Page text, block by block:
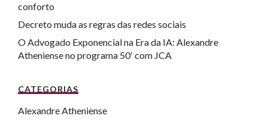
conforto
Decreto muda as regras das redes sociais
O Advogado Exponencial na Era da IA: Alexandre
Atheniense no programa 50′ com JCA
CATEGORIAS
Alexandre Atheniense